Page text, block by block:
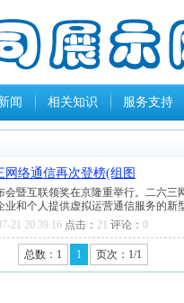
闻 相关知识 服务支持
络通信再次登榜(组图
会暨互联领奖在京隆重举行。二六
业和个人提供虚拟运营通信服务的
21 20.39.16 点击： 21 评论： 0
总数：1 1 页次：1/1